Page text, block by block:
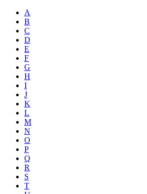
A
B
C
D
E
F
G
H
I
J
K
L
M
N
O
P
Q
R
S
T